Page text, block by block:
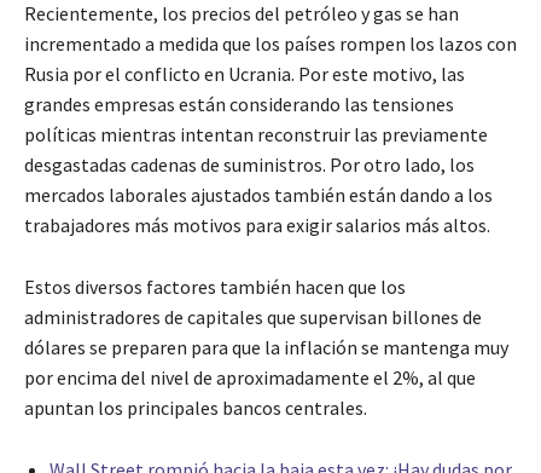
Recientemente, los precios del petróleo y gas se han
incrementado a medida que los países rompen los lazos con
Rusia por el conflicto en Ucrania. Por este motivo, las
grandes empresas están considerando las tensiones
políticas mientras intentan reconstruir las previamente
desgastadas cadenas de suministros. Por otro lado, los
mercados laborales ajustados también están dando a los
trabajadores más motivos para exigir salarios más altos.
Estos diversos factores también hacen que los
administradores de capitales que supervisan billones de
dólares se preparen para que la inflación se mantenga muy
por encima del nivel de aproximadamente el 2%, al que
apuntan los principales bancos centrales.